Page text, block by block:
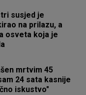
susjed je
na prilazu, a
osveta koja je
mrtvim 45
24 sata kasnije
iskustvo"